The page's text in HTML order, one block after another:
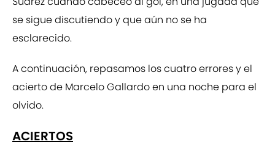
se sigue discutiendo y que aún no se ha
esclarecido.
A continuación, repasamos los cuatro errores y el
acierto de Marcelo Gallardo en una noche para el
olvido.
ACIERTOS